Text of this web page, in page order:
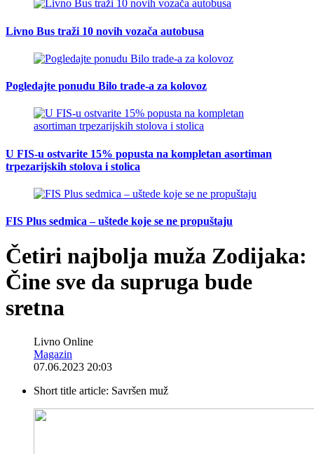
Livno Bus traži 10 novih vozača autobusa
Pogledajte ponudu Bilo trade-a za kolovoz
U FIS-u ostvarite 15% popusta na kompletan asortiman
trpezarijskih stolova i stolica
FIS Plus sedmica – uštede koje se ne propuštaju
Četiri najbolja muža Zodijaka:
Čine sve da supruga bude
sretna
Livno Online
Magazin
07.06.2023 20:03
Short title article: Savršen muž